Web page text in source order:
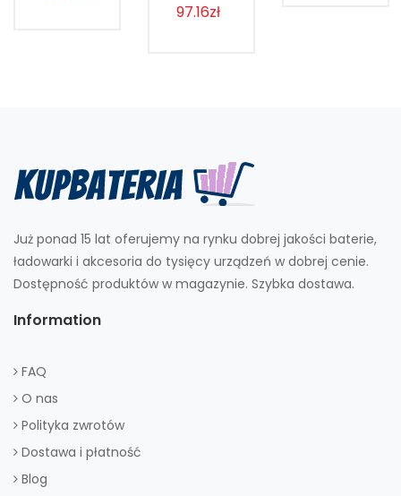
97.16zł
Już ponad 15 lat oferujemy na rynku dobrej jakości baterie,
ładowarki i akcesoria do tysięcy urządzeń w dobrej cenie.
Dostępność produktów w magazynie. Szybka dostawa.
Information
FAQ
O nas
Polityka zwrotów
Dostawa i płatność
Blog